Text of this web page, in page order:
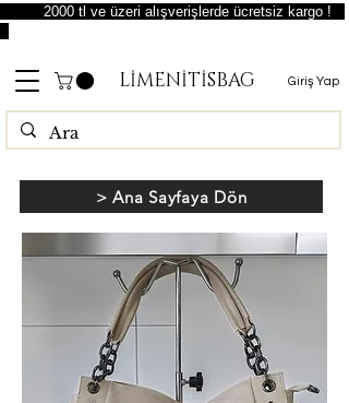
LİMENİTİSBAG Giriş Yap
2000 tl ve üzeri alışverişlerde ücretsiz kargo !
> Ana Sayfaya Dön